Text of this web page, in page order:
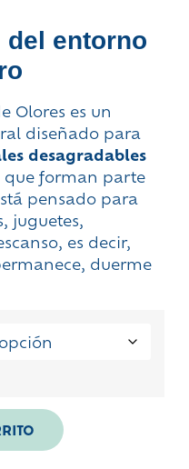
del entorno
Olores es un
diseñado para
desagradables
que forman parte
pensado para
juguetes,
es decir,
duerme